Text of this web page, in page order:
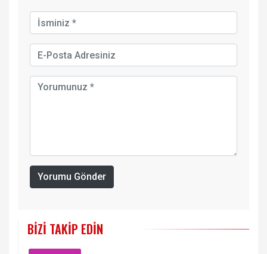
Yorumu Gönder
BIZI TAKIP EDIN